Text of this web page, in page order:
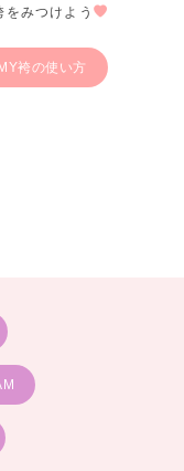
をみつけよう
袴の使い方